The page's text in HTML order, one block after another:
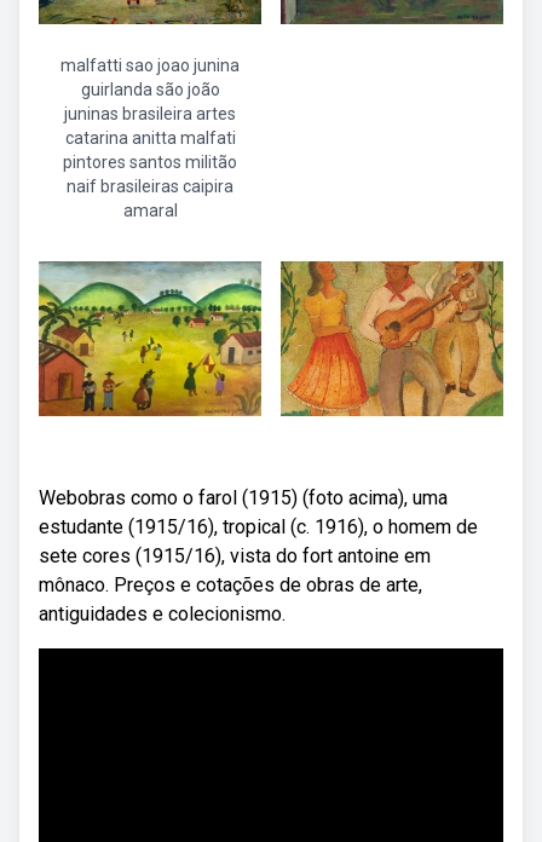
malfatti sao joao junina
guirlanda são joão
juninas brasileira artes
catarina anitta malfati
pintores santos militão
naif brasileiras caipira
amaral
Webobras como o farol (1915) (foto acima), uma
estudante (1915/16), tropical (c. 1916), o homem de
sete cores (1915/16), vista do fort antoine em
mônaco. Preços e cotações de obras de arte,
antiguidades e colecionismo.